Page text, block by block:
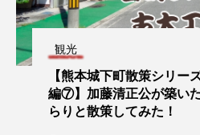
観光
【熊本城下町散策シリー
編⑦】加藤清正公が築い
らりと散策してみた！